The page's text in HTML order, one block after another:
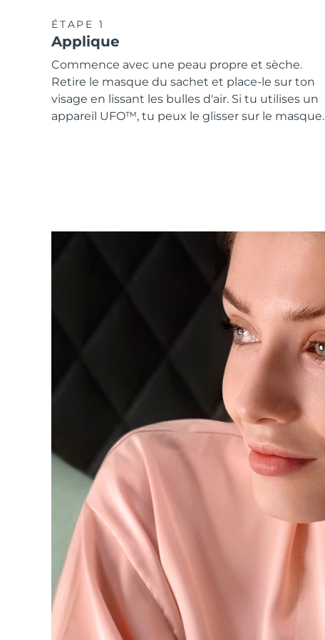
ÉTAPE 1
Applique
Commence avec une peau propre et sèche.
Retire le masque du sachet et place-le sur ton
visage en lissant les bulles d'air. Si tu utilises un
appareil UFO™, tu peux le glisser sur le masque.